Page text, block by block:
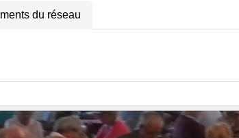
du réseau